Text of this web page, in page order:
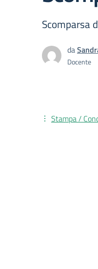
Scomparsa
da
Docente
Stampa /